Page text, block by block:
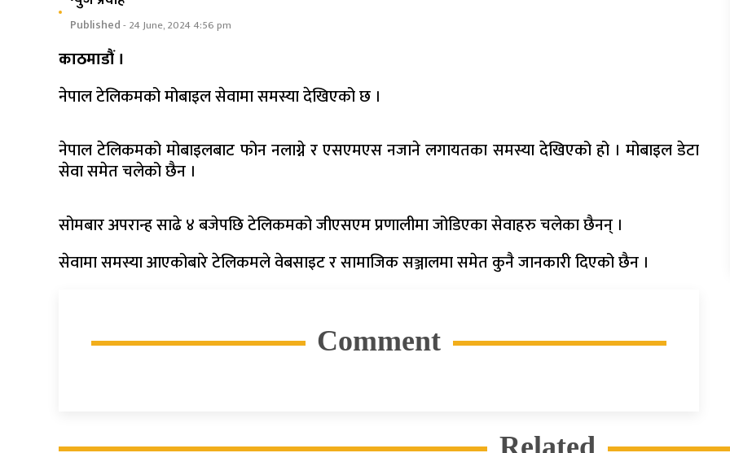
Published- 24 June, 2024 4:56 pm
काठमाडौं ।
नेपाल टेलिकमको मोबाइल सेवामा समस्या देखिएको छ ।
नेपाल टेलिकमको मोबाइलबाट फोन नलाग्ने र एसएमएस नजाने लगायतका समस्या देखिएको हो । मोबाइल डेटा
सेवा समेत चलेको छैन ।
सोमबार अपरान्ह साढे ४ बजेपछि टेलिकमको जीएसएम प्रणालीमा जोडिएका सेवाहरु चलेका छैनन् ।
सेवामा समस्या आएकोबारे टेलिकमले वेबसाइट र सामाजिक सञ्जालमा समेत कुनै जानकारी दिएको छैन ।
Comment